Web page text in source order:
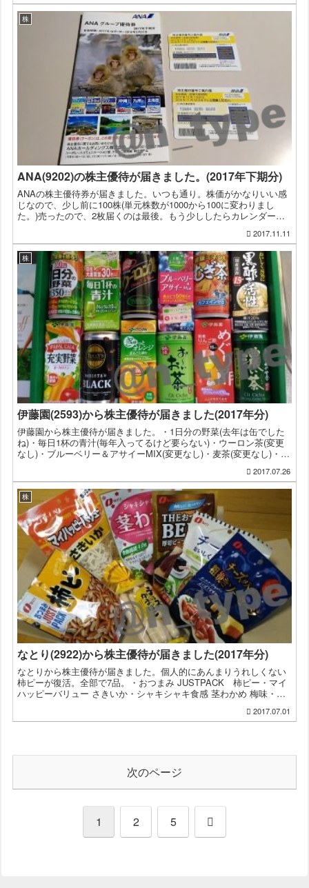
株
ANA(9202)の株主優待が届きました。(2017年下期分)
ANAの株主優待券が届きました。いつも通り。株価がかなりいい感
じなので、少し前に100株(単元株数が1000から100に変わりまし
た。)売ったので、2枚届くのは最後。もう少ししたらカレンダーも
2017.11.11
株
伊藤園(2593)から株主優待が届きました(2017年分)
伊藤園から株主優待が届きました。・1日分の野菜(去年は缶でした
ね)・毎日1杯の青汁(毎年入ってるけど要らない)・ウーロン茶(変更
なし)・ブルーベリー＆アサイーMIX(変更なし)・麦茶(変更なし)・黒
2017.07.26
株
なとり(2922)から株主優待が届きました(2017年分)
なとりから株主優待が届きました。個人的にあんまりうれしくない
柿ピーが復活。全部で7品。・おつまみ JUSTPACK 柿ピー・マイ
ハッピーバリュー さきいか・シャキシャキ食感 茎わかめ 梅味・
2017.07.01
次のページ
1 2 5
次